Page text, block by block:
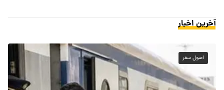
آخرین اخبار
اصول سفر